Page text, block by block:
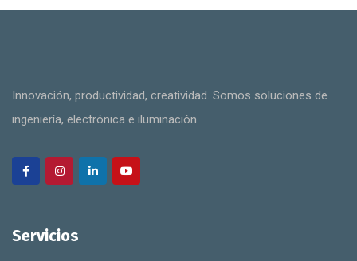
Innovación, productividad, creatividad. Somos soluciones de
ingeniería, electrónica e iluminación
Servicios